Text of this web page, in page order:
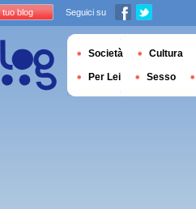
tuo blog Seguici su
Società Cultura
Per Lei Sesso